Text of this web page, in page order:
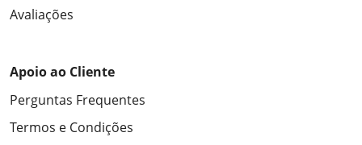
Avaliações
Apoio ao Cliente
Perguntas Frequentes
Termos e Condições